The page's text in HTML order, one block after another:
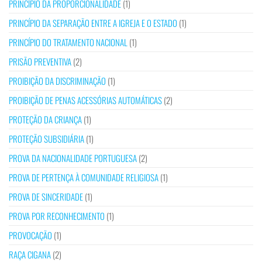
PRINCÍPIO DA PROPORCIONALIDADE(1)
PRINCÍPIO DA SEPARAÇÃO ENTRE A IGREJA E O ESTADO (1)
PRINCÍPIO DO TRATAMENTO NACIONAL (1)
PRISÃO PREVENTIVA(2)
PROIBIÇÃO DA DISCRIMINAÇÃO (1)
PROIBIÇÃO DE PENAS ACESSÓRIAS AUTOMÁTICAS(2)
PROTEÇÃO DA CRIANÇA(1)
PROTEÇÃO SUBSIDIÁRIA(1)
PROVA DA NACIONALIDADE PORTUGUESA(2)
PROVA DE PERTENÇA À COMUNIDADE RELIGIOSA(1)
PROVA DE SINCERIDADE(1)
PROVA POR RECONHECIMENTO (1)
PROVOCAÇÃO (1)
RAÇA CIGANA(2)